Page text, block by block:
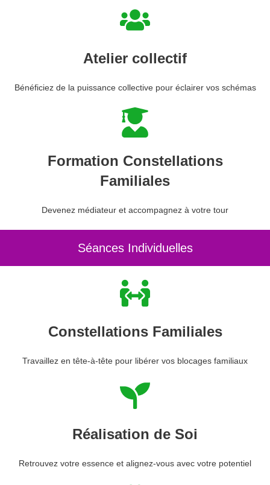
Atelier collectif
Bénéficiez de la puissance collective pour éclairer vos schémas
Formation Constellations
Familiales
Devenez médiateur et accompagnez à votre tour
Séances Individuelles
Constellations Familiales
Travaillez en tête-à-tête pour libérer vos blocages familiaux
Réalisation de Soi
Retrouvez votre essence et alignez-vous avec votre potentiel